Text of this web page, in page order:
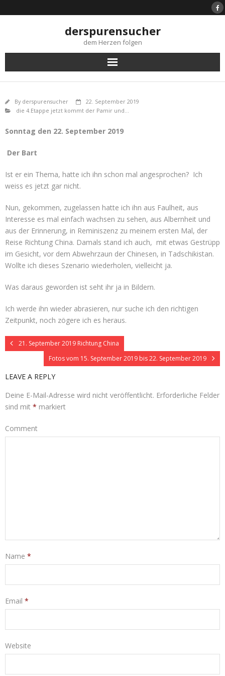
to
derspurensucher
dem Herzen folgen
By derspurensucher
22. September 2019
die 4.Etappe jetzt kommt der Pamir und...
Sonntag den 22. September 2019
Der Bart
Ist er ein Thema, hatte ich ihn schon mal angesprochen? Ich
weiss es jetzt gar nicht.
Nun, gekommen, zugelassen hatte ich ihn aus Faulheit, aus
Interesse es mal einfach wachsen zu sehen, aus Albernheit und
aus der Erinnerung, in Reminiszenz zu meinem ersten Mal, der
Reise Richtung China. Damals stand ich auch, mit etwas Gestrüpp
im Gesicht, vor dem Abwehrzaun der Chinesen, in Tadschikistan.
Wollte ich dieses Szenario wiederholen, vielleicht ja.
Was daraus geworden ist seht ihr ja in Bildern.
Ich werde ihn wieder abrasieren, nur suche ich den richtigen
Zeitpunkt, noch zögere ich es heraus.
21. September 2019 Richtung China
Fotos vom 15. September 2019 bis 22. September 2019
LEAVE A REPLY
Deine E-Mail-Adresse wird nicht veröffentlicht. Erforderliche Felder
sind mit * markiert
Comment
Name *
Email *
Website